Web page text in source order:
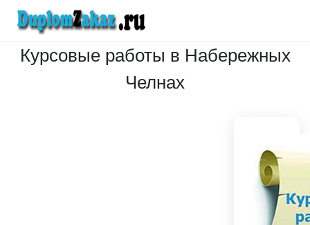
Курсовые работы в Набережных
Челнах